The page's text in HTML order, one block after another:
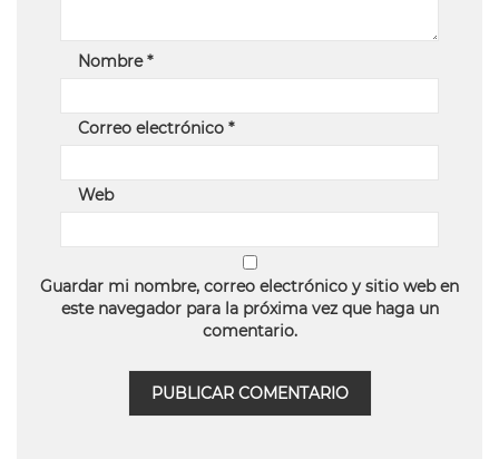
Nombre*
Correo electrónico *
Web
Guardar mi nombre, correo electrónico y sitio web en
este navegador para la próxima vez que haga un
comentario.